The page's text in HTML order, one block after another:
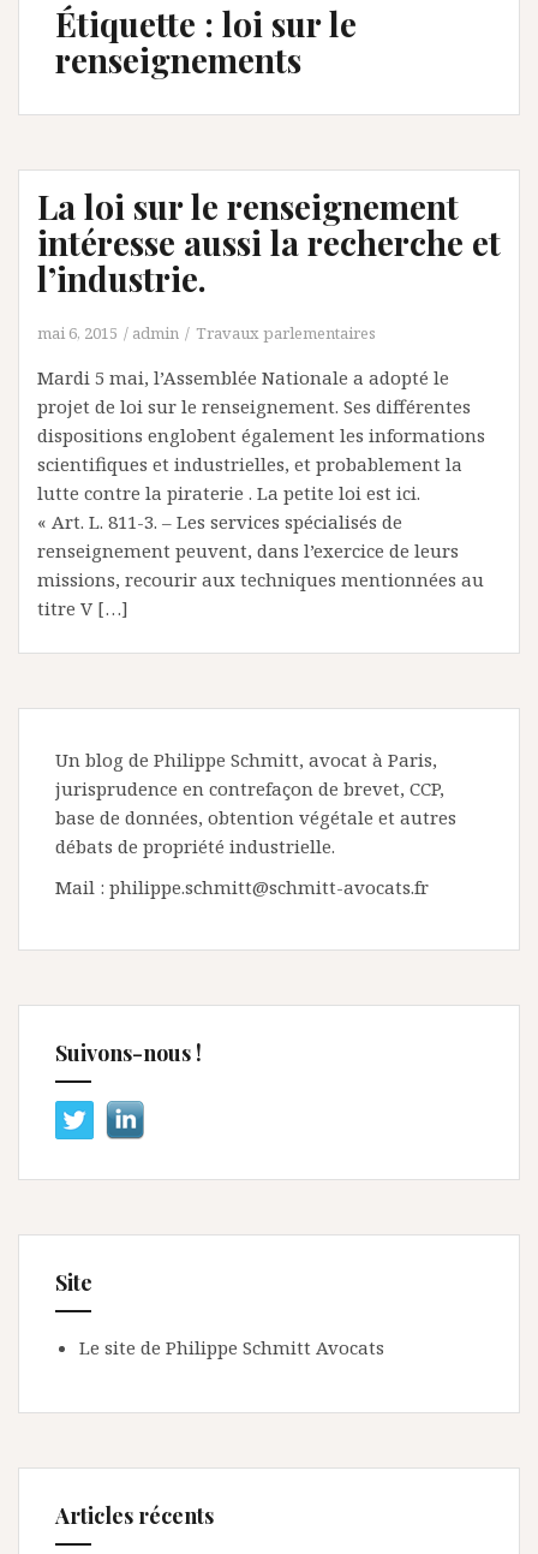
Étiquette : loi sur le
renseignements
La loi sur le renseignement
intéresse aussi la recherche et
l’industrie.
mai 6, 2015 admin Travaux parlementaires
Mardi 5 mai, l’Assemblée Nationale a adopté le
projet de loi sur le renseignement. Ses différentes
dispositions englobent également les informations
scientifiques et industrielles, et probablement la
lutte contre la piraterie . La petite loi est ici.
« Art. L. 811-3. – Les services spécialisés de
renseignement peuvent, dans l’exercice de leurs
missions, recourir aux techniques mentionnées au
titre V […]
Un blog de Philippe Schmitt, avocat à Paris,
jurisprudence en contrefaçon de brevet, CCP,
base de données, obtention végétale et autres
débats de propriété industrielle.
Mail : philippe.schmitt@schmitt-avocats.fr
Suivons-nous !
Site
Le site de Philippe Schmitt Avocats
Articles récents